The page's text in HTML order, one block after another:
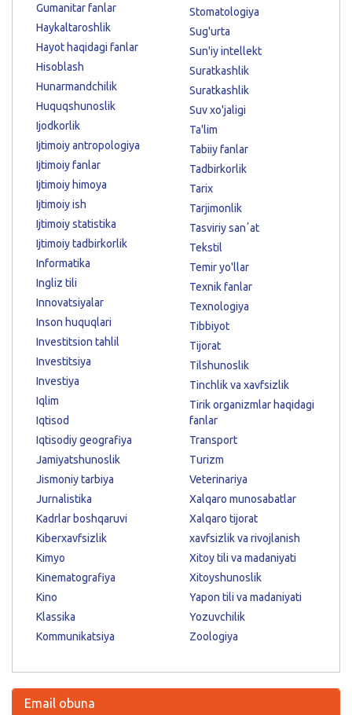
Gumanitar fanlar
Haykaltaroshlik
Hayot haqidagi fanlar
Hisoblash
Hunarmandchilik
Huquqshunoslik
Ijodkorlik
Ijtimoiy antropologiya
Ijtimoiy fanlar
Ijtimoiy himoya
Ijtimoiy ish
Ijtimoiy statistika
Ijtimoiy tadbirkorlik
Informatika
Ingliz tili
Innovatsiyalar
Inson huquqlari
Investitsion tahlil
Investitsiya
Investiya
Iqlim
Iqtisod
Iqtisodiy geografiya
Jamiyatshunoslik
Jismoniy tarbiya
Jurnalistika
Kadrlar boshqaruvi
Kiberxavfsizlik
Kimyo
Kinematografiya
Kino
Klassika
Kommunikatsiya
Stomatologiya
Sug'urta
Sun'iy intellekt
Suratkashlik
Suratkashlik
Suv xo'jaligi
Ta'lim
Tabiiy fanlar
Tadbirkorlik
Tarix
Tarjimonlik
Tasviriy sanʼat
Tekstil
Temir yo'llar
Texnik fanlar
Texnologiya
Tibbiyot
Tijorat
Tilshunoslik
Tinchlik va xavfsizlik
Tirik organizmlar haqidagi
fanlar
Transport
Turizm
Veterinariya
Xalqaro munosabatlar
Xalqaro tijorat
xavfsizlik va rivojlanish
Xitoy tili va madaniyati
Xitoyshunoslik
Yapon tili va madaniyati
Yozuvchilik
Zoologiya
Email obuna